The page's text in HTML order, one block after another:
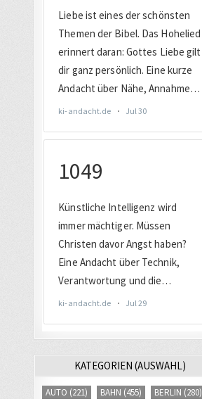
KATEGORIEN (AUSWAHL)
AUTO (221) BAHN (455) BERLIN (280)